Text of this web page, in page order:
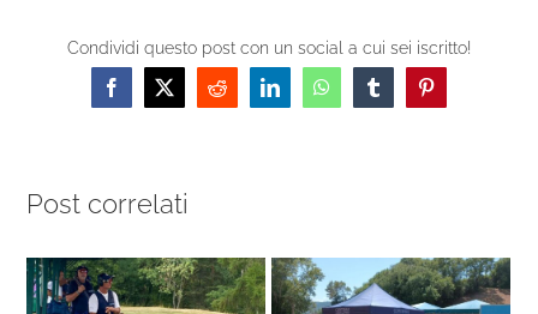
Condividi questo post con un social a cui sei iscritto!
Facebook
X RedditLinkedInWhatsAppTumblrPinterest
Post correlati